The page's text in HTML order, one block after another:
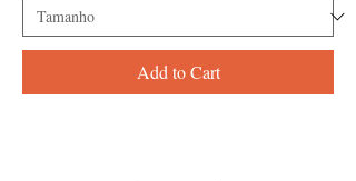
Add to Cart